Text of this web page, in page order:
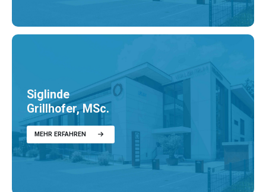
Siglinde
Grillhofer, MSc.
MEHR ERFAHREN